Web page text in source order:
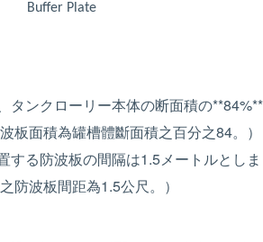
Buffer Plate
タンクローリー本体の断面積の**84%**
板面積為罐槽體斷面積之百分之84。）
する防波板の間隔は1.5メートルとしま
防波板間距為1.5公尺。）